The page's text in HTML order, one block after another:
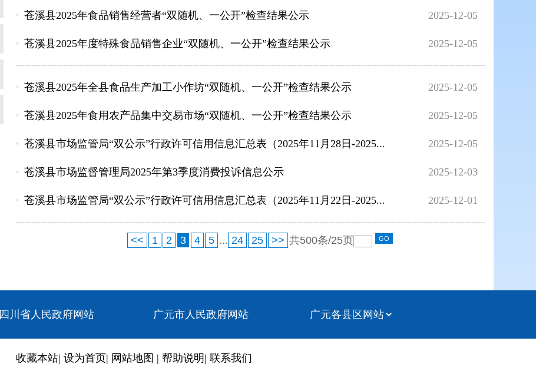
苍溪县2025年食品销售经营者“双随机、一公开”检查结果公示 2025-12-05
苍溪县2025年度特殊食品销售企业“双随机、一公开”检查结果公示 2025-12-05
苍溪县2025年全县食品生产加工小作坊“双随机、一公开”检查结果公示 2025-12-05
苍溪县2025年食用农产品集中交易市场“双随机、一公开”检查结果公示 2025-12-05
苍溪县市场监管局“双公示”行政许可信用信息汇总表（2025年11月28日-2025... 2025-12-05
苍溪县市场监督管理局2025年第3季度消费投诉信息公示 2025-12-03
苍溪县市场监管局“双公示”行政许可信用信息汇总表（2025年11月22日-2025... 2025-12-01
<< 1 2 3 4 5 ... 24 25 >> 共500条/25页
四川省人民政府网站 广元市人民政府网站
收藏本站| 设为首页| 网站地图 | 帮助说明 | 联系我们